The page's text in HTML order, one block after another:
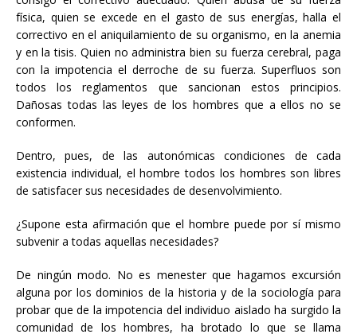
física, quien se excede en el gasto de sus energías, halla el
correctivo en el aniquilamiento de su organismo, en la anemia
y en la tisis. Quien no administra bien su fuerza cerebral, paga
con la impotencia el derroche de su fuerza. Superfluos son
todos los reglamentos que sancionan estos principios.
Dañosas todas las leyes de los hombres que a ellos no se
conformen.
Dentro, pues, de las autonómicas condiciones de cada
existencia individual, el hombre todos los hombres son libres
de satisfacer sus necesidades de desenvolvimiento.
¿Supone esta afirmación que el hombre puede por sí mismo
subvenir a todas aquellas necesidades?
De ningún modo. No es menester que hagamos excursión
alguna por los dominios de la historia y de la sociología para
probar que de la impotencia del individuo aislado ha surgido la
comunidad de los hombres, ha brotado lo que se llama